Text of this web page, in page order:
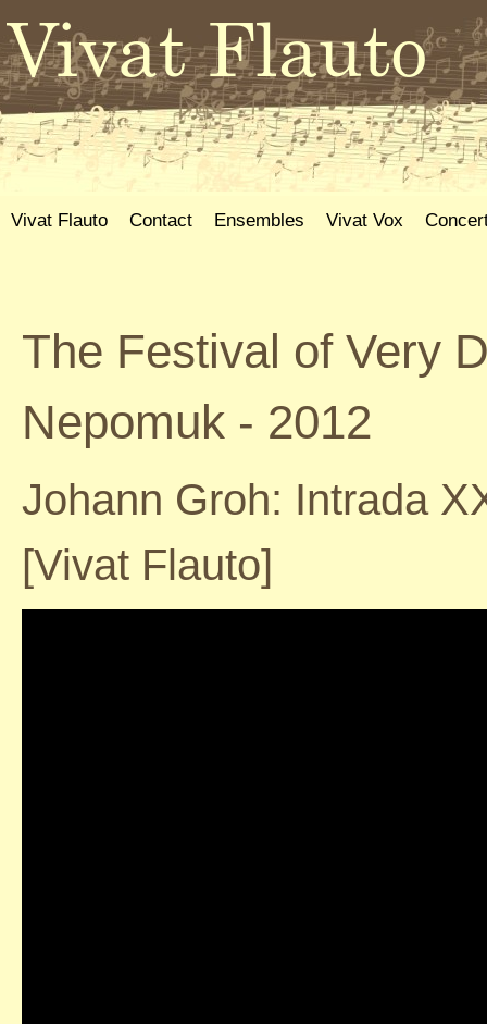
Vivat Flauto Contact Ensembles Vivat Vox
The Festival of Very
Nepomuk - 2012
Johann Groh: Intrada
[Vivat Flauto]